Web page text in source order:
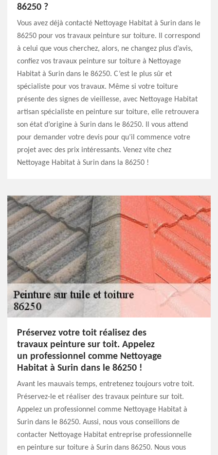
86250 ?
Vous avez déjà contacté Nettoyage Habitat à Surin dans le
86250 pour vos travaux peinture sur toiture. Il correspond
à celui que vous cherchez, alors, ne changez plus d’avis,
confiez vos travaux peinture sur toiture à Nettoyage
Habitat à Surin dans le 86250. C’est le plus sûr et
spécialiste pour vos travaux. Même si votre toiture
présente des signes de vieillesse, avec Nettoyage Habitat
artisan spécialiste en peinture sur toiture, elle retrouvera
son état d’origine à Surin dans le 86250. Il vous attend
pour demander votre devis pour qu’il commence votre
projet avec des prix intéressants. Venez vite chez
Nettoyage Habitat à Surin dans la 86250 !
Préservez votre toit réalisez des
travaux peinture sur toit. Appelez
un professionnel comme Nettoyage
Habitat à Surin dans le 86250 !
Avant les mauvais temps, entretenez toujours votre toit.
Préservez-le et réaliser des travaux peinture sur toit.
Appelez un professionnel comme Nettoyage Habitat à
Surin dans le 86250. Aussi, nous vous conseillons de
contacter Nettoyage Habitat entreprise professionnelle
en peinture sur toiture à Surin dans 86250. Nous vous